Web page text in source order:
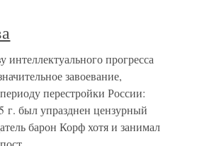
интеллектуального прогресса
завоевание,
перестройки России:
г. был упразднен цензурный
барон Корф хотя и занимал